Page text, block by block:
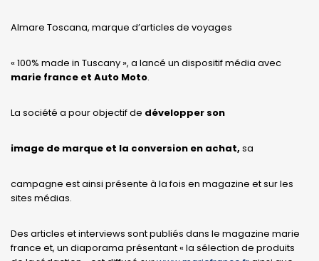
Almare Toscana, marque d’articles de voyages
« 100% made in Tuscany », a lancé un dispositif média avec
marie france et Auto Moto.
La société a pour objectif de développer son
image de marque et la conversion en achat, sa
campagne est ainsi présente à la fois en magazine et sur les
sites médias.
Des articles et interviews sont publiés dans le magazine marie
france et, un diaporama présentant « la sélection de produits